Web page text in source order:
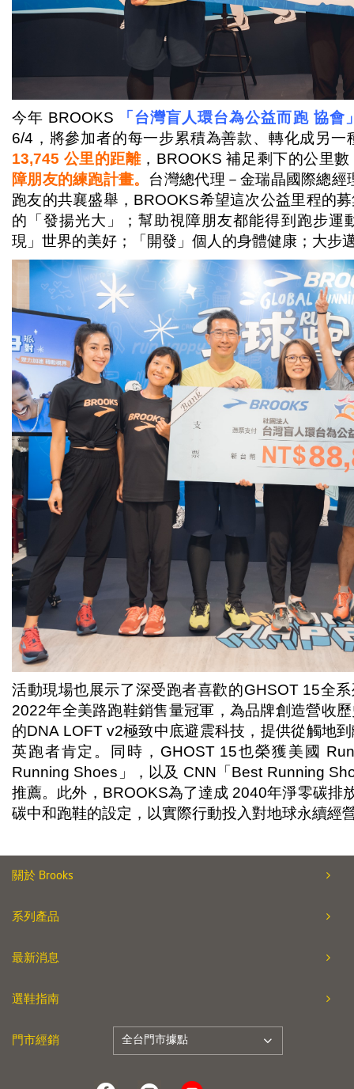
今年 BROOKS 「 台灣盲人環台為公益而跑協會
6/4，將參加者的每一步累積為善款、轉化成另一
13,745 公里的距離，BROOKS 補足剩下的公里數
障朋友的練跑計畫。 台灣總代理－金瑞晶國際總
跑友的共襄盛舉，BROOKS希望這次公益里程的
的「發揚光大」；幫助視障朋友都能得到跑步運
現」世界的美好；「開發」個人的身體健康；大步
活動現場也展示了深受跑者喜歡的GHSOT 15全
2022年全美路跑鞋銷售量冠軍，為品牌創造營收
的DNA LOFT v2極致中底避震科技，提供從觸地
英跑者肯定。同時，GHOST 15也榮獲美國
Running Shoes」，以及 CNN「Best Running
推薦。此外，BROOKS為了達成 2040年淨零碳排
碳中和跑鞋的設定，以實際行動投入對地球永續經
關於 Brooks
系列產品
最新消息
選鞋指南
門市經銷 全台門市據點